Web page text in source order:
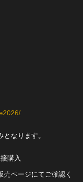
なります。
購入
ページにてご確認く